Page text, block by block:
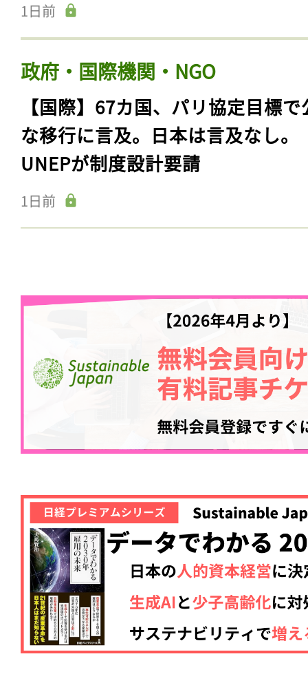
1日前
政府・国際機関・NGO
【国際】67カ国、パリ協定目標で
な移行に言及。日本は言及なし。
UNEPが制度設計要請
1日前